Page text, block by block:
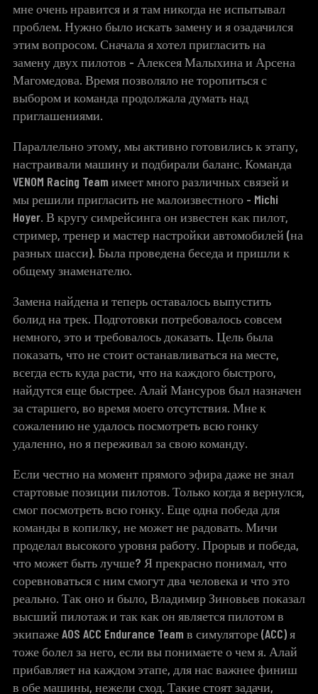
мне очень нравится и я там никогда не испытывал
проблем. Нужно было искать замену и я озадачился
этим вопросом. Сначала я хотел пригласить на
замену двух пилотов - Алексея Малыхина и Арсена
Магомедова. Время позволяло не торопиться с
выбором и команда продолжала думать над
приглашениями.
Параллельно этому, мы активно готовились к этапу,
настраивали машину и подбирали баланс. Команда
VENOM Racing Team имеет много различных связей и
мы решили пригласить не малоизвестного - Michi
Hoyer. В кругу симрейсинга он известен как пилот,
стример, тренер и мастер настройки автомобилей (на
разных шасси). Была проведена беседа и пришли к
общему знаменателю.
Замена найдена и теперь оставалось выпустить
болид на трек. Подготовки потребовалось совсем
немного, это и требовалось доказать. Цель была
показать, что не стоит останавливаться на месте,
всегда есть куда расти, что на каждого быстрого,
найдутся еще быстрее. Алай Мансуров был назначен
за старшего, во время моего отсутствия. Мне к
сожалению не удалось посмотреть всю гонку
удаленно, но я переживал за свою команду.
Если честно на момент прямого эфира даже не знал
стартовые позиции пилотов. Только когда я вернулся,
смог посмотреть всю гонку. Еще одна победа для
команды в копилку, не может не радовать. Мичи
проделал высокого уровня работу. Прорыв и победа,
что может быть лучше? Я прекрасно понимал, что
соревноваться с ним смогут два человека и что это
реально. Так оно и было, Владимир Зиновьев показал
высший пилотаж и так как он является пилотом в
экипажеAOS ACC Endurance Team в симуляторе (ACC) я
тоже болел за него, если вы понимаете о чем я. Алай
прибавляет на каждом этапе, для нас важнее финиш
в обе машины, нежели сход. Такие стоят задачи,